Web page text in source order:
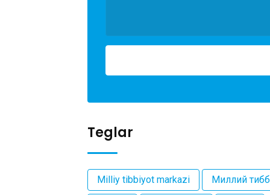
Teglar
Milliy tibbiyot markazi Миллий